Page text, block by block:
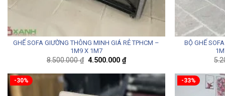
GHẾ SOFA GIƯỜNG THÔNG MINH GIÁ RẺ TPHCM –
1M9 X 1M7
8.500.000₫ Giá
là:
8.500.000 ₫.
4.500.000 ₫Giá
hiện
tại
là:
4.500.000 ₫.
BỘ GHẾ
-30% -33%